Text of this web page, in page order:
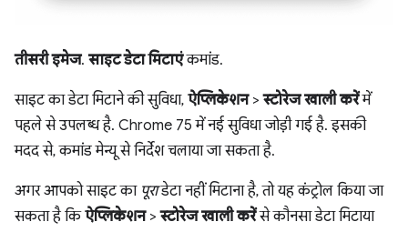
तीसरी इमेज. साइट डेटा मिटाएंकमांड.
साइट का डेटा मिटाने की सुविधा, ऐप्लिकेशन>स्टोरेज खाली करेंमें
पहले से उपलब्ध है. Chrome 75 में नई सुविधा जोड़ी गई है. इसकी
मदद से, कमांड मेन्यू से निर्देश चलाया जा सकता है.
अगर आपको साइट का पूराडेटा नहीं मिटाना है, तो यह कंट्रोल किया जा
सकता है किऐप्लिकेशन>स्टोरेज खाली करेंसे कौनसा डेटा मिटाया